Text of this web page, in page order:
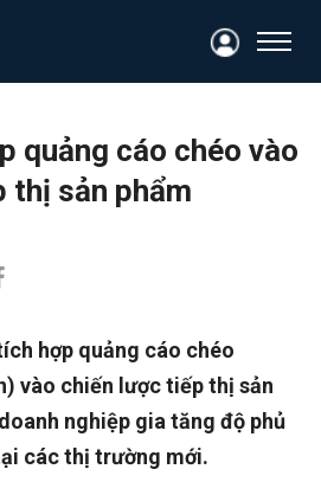
quảng cáo chéo vào
thị sản phẩm
hợp quảng cáo chéo
vào chiến lược tiếp thị sản
nghiệp gia tăng độ phủ
các thị trường mới.